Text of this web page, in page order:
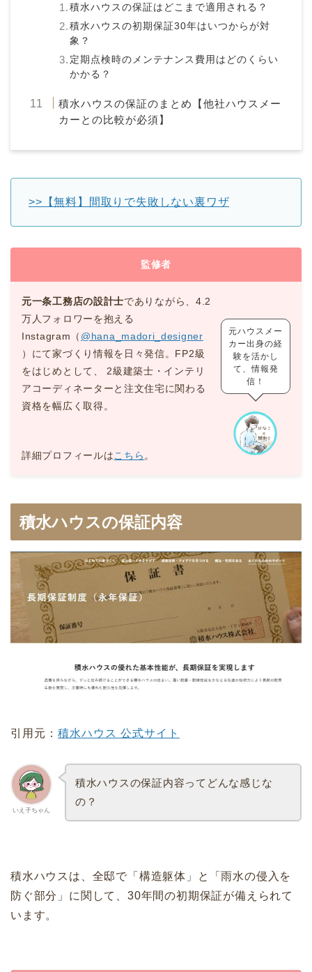
積水ハウスの保証はどこまで適用される？
積水ハウスの初期保証30年はいつからが対
象？
定期点検時のメンテナンス費用はどのくらい
かかる？
積水ハウスの保証のまとめ【他社ハウスメー
カーとの比較が必須】
>>【無料】間取りで失敗しない裏ワザ
監修者
元一条工務店の設計士でありながら、4.2
万人フォロワーを抱える
Instagram（ @hana_madori_designer
）にて家づくり情報を日々発信。FP2級
をはじめとして、 2級建築士・インテリ
アコーディネーターと注文住宅に関わる
資格を幅広く取得。
詳細プロフィールはこちら 。
元ハウスメー
カー出身の経
験を活かし
て、情報発
信！
積水ハウスの保証内容
引用元： 積水ハウス 公式サイト
いえ子ちゃん
積水ハウスの保証内容ってどんな感じな
の？
積水ハウスは、全邸で「構造躯体」と「雨水の侵入を
防ぐ部分」に関して、30年間の初期保証が備えられて
います。